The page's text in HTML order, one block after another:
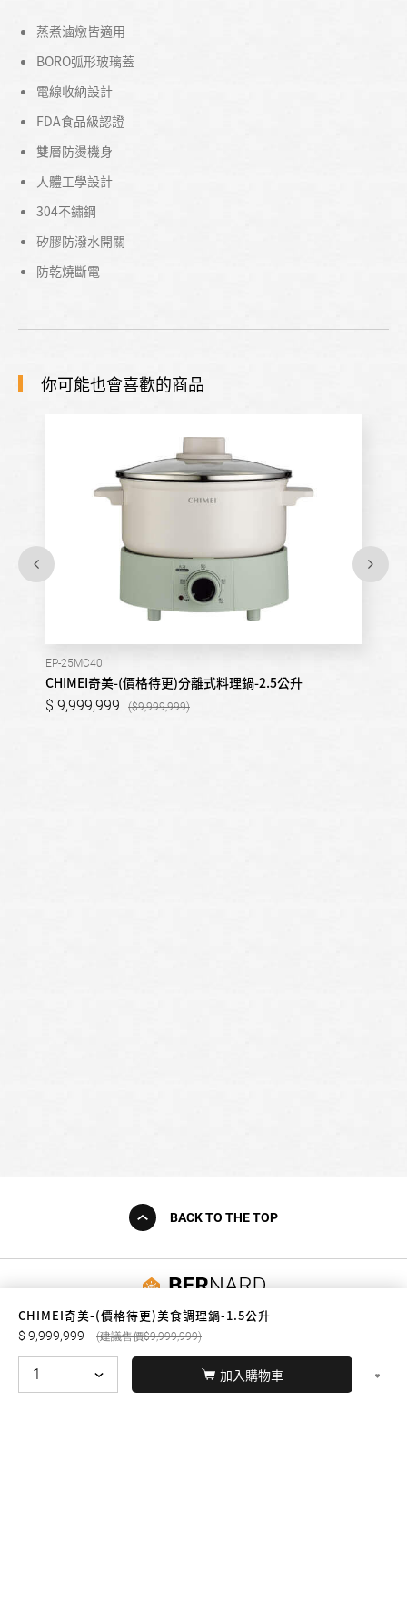
CHIMEI奇美-(價格待更)美食調理鍋-1.5公升
9,999,999 9,999,999
加入購物車
蒸煮滷燉皆適用
BORO弧形玻璃蓋
電線收納設計
FDA食品級認證
雙層防燙機身
人體工學設計
304不鏽鋼
矽膠防潑水開關
防乾燒斷電
你可能也會喜歡的商品
EP-25MC40
CHIMEI奇美-(價格待更)分離式料理鍋-2.5公升
9,999,999 9,999,999
BACK TO THE TOP
友誠購物
© BERNARD 2021 WEBDESIGN